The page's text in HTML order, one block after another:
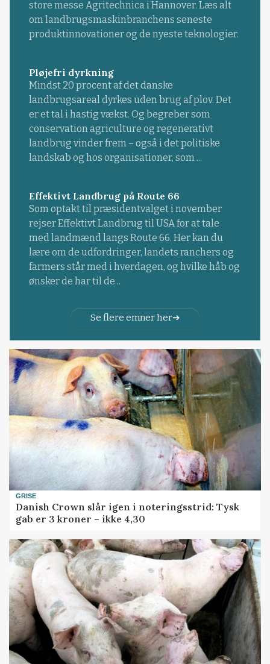
store messe Agritechnica i Hannover. Læs alt
om landbrugsmaskinbranchens seneste
produktinnovationer og de nyeste teknologier.
Pløjefri dyrkning
Mindst 20 procent af det danske
landbrugsareal dyrkes uden brug af plov. Det
er et tal i hastig vækst. Og begreber som
conservation agriculture og regenerativt
landbrug vinder frem – også i det politiske
landskab og hos organisationer, som ...
Effektivt Landbrug på Route 66
Som optakt til præsidentvalget i november
rejser Effektivt Landbrug til USA for at tale
med landmænd langs Route 66. Her kan du
lære om de udfordringer, landets ranchers og
farmers står med i hverdagen, og hvilke håb og
ønsker de har til de...
Se flere emner her
GRISE
Danish Crown slår igen i noteringsstrid: Tysk
gab er 3 kroner – ikke 4,30